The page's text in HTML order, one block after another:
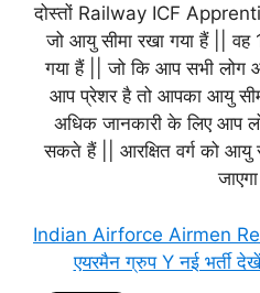
दोस्तों Railway ICF
जो आयु सीमा रखा गया हैं ||
गया हैं || जो कि आप सभी
आप प्रेशर है तो आपका आयु
अधिक जानकारी के लिए आप
सकते हैं || आरक्षित वर्ग को आयु
जाएगा
Indian Airforce Airmen
एयरमैन ग्रुप Y नई भर्ती